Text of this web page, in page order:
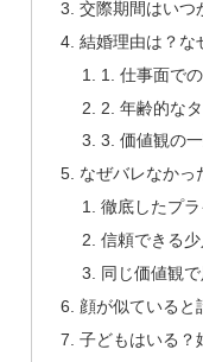
交際期間はいつ
結婚理由は？な
1. 仕事面で
2. 年齢的な
3. 価値観の
なぜバレなかっ
徹底したプ
信頼できる
同じ価値観
顔が似ていると
子どもはいる？